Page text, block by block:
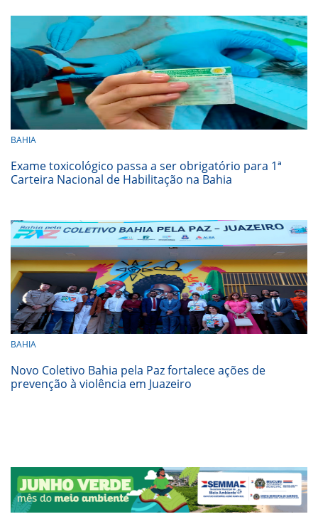
BAHIA
Exame toxicológico passa a ser obrigatório para 1ª
Carteira Nacional de Habilitação na Bahia
BAHIA
Novo Coletivo Bahia pela Paz fortalece ações de
prevenção à violência em Juazeiro